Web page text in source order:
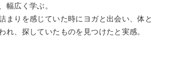
幅広く学ぶ。
まりを感じていた時にヨガと出会い、体と
れ、探していたものを見つけたと実感。